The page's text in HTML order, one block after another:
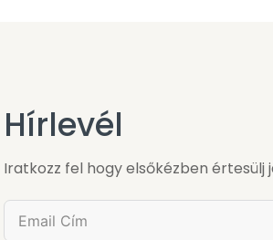
Hírlevél
Iratkozz fel hogy elsőkézben értesülj